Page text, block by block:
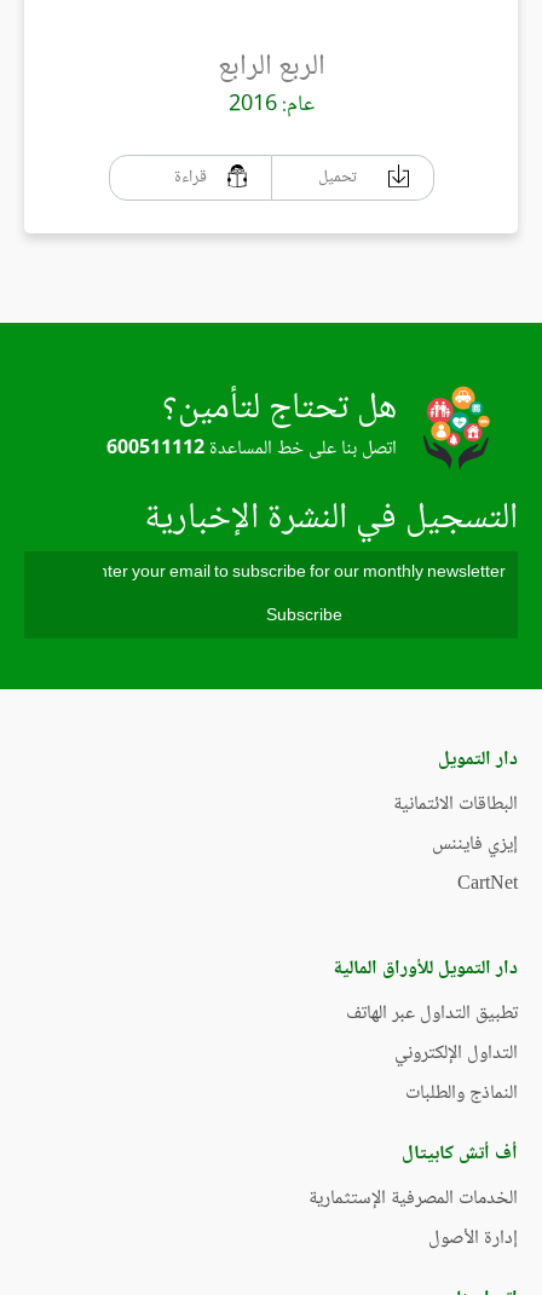
الربع الرابع
عام: 2016
تحميل قراءة
هل تحتاج لتأمين؟
اتصل بنا على خط المساعدة600511112
التسجيل في النشرة الإخبارية
دار التمويل
البطاقات الائتمانية
إيزي فايننس
CartNet
دار التمويل للأوراق المالية
تطبيق التداول عبر الهاتف
التداول الإلكتروني
النماذج والطلبات
أف أتش كابيتال
الخدمات المصرفية الإستثمارية
إدارة الأصول